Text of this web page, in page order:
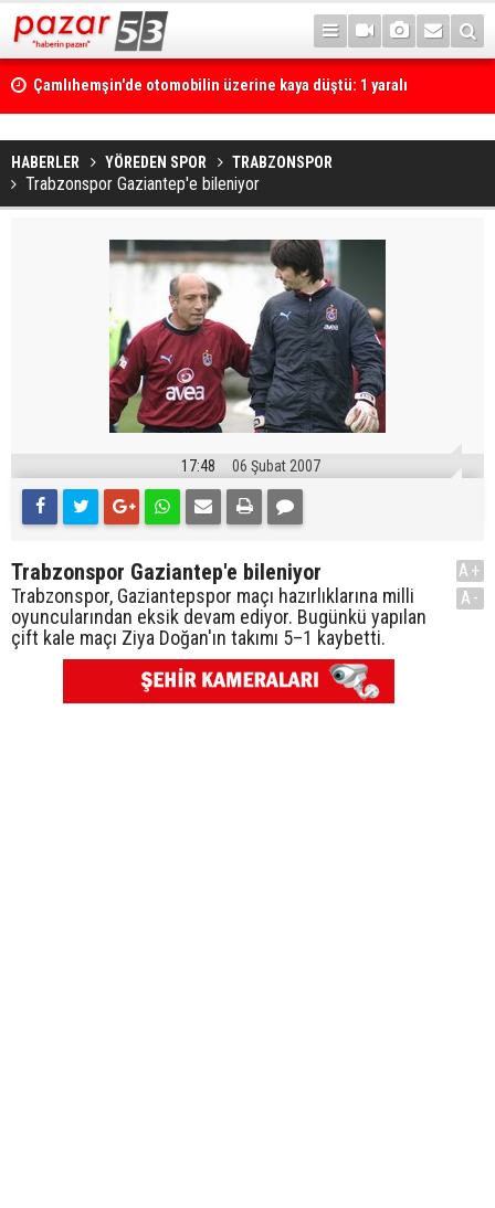
Çamlıhemşin'de otomobilin üzerine kaya düştü: 1 yaralı
HABERLER YÖREDEN SPOR TRABZONSPOR
Trabzonspor Gaziantep'e bileniyor
17:48 06 Şubat 2007
Trabzonspor Gaziantep'e bileniyor
Trabzonspor, Gaziantepspor maçı hazırlıklarına milli
oyuncularından eksik devam ediyor. Bugünkü yapılan
çift kale maçı Ziya Doğan'ın takımı 5–1 kaybetti.
A+
A-